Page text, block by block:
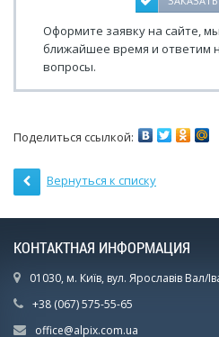
Оформите заявку на сайте,
ближайшее время и ответим
вопросы.
Поделиться ссылкой:
Вернуться к списку
КОНТАКТНАЯ ИНФОРМАЦИЯ
01030, м. Київ, вул. Ярославів Вал/
+38 (067) 575-55-65
office@alpix.com.ua